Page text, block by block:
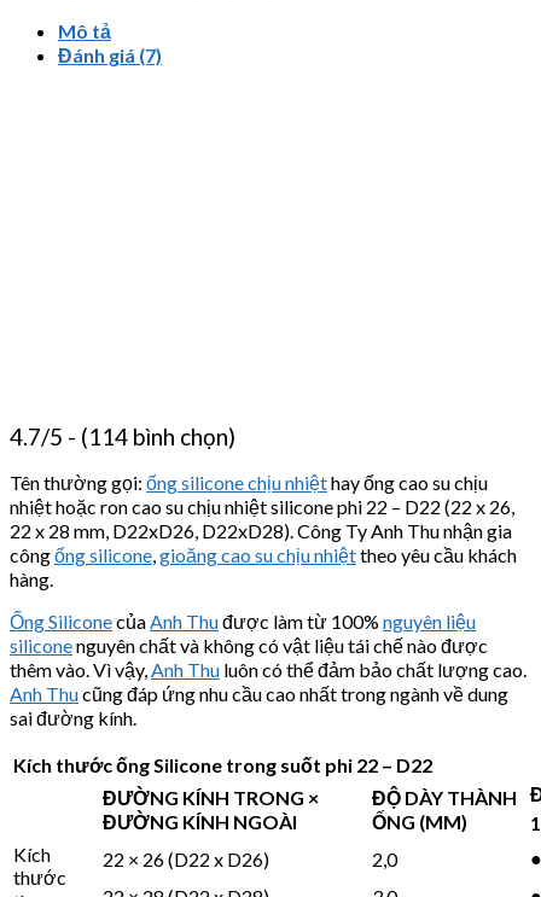
Mô tả
Đánh giá (7)
4.7/5 - (114 bình chọn)
Tên thường gọi: ống silicone chịu nhiệthay ống cao su chịu
nhiệt hoặc ron cao su chịu nhiệt silicone phi 22 – D22 (22 x 26,
22 x 28 mm, D22xD26, D22xD28). Công Ty Anh Thu nhận gia
côngống silicone,gioăng cao su chịu nhiệttheo yêu cầu khách
hàng.
Ống SiliconecủaAnh Thuđược làm từ 100% nguyên liệu
siliconenguyên chất và không có vật liệu tái chế nào được
thêm vào. Vì vậy,Anh Thu luôn có thể đảm bảo chất lượng cao.
Anh Thucũng đáp ứng nhu cầu cao nhất trong ngành về dung
sai đường kính.
Kích thước ống Silicone trong suốt phi 22 – D22
ĐƯỜNG KÍNH TRONG ×
ĐƯỜNG KÍNH NGOÀI
ĐỘ DÀY THÀNH
ỐNG (MM)
Kích
thước
22 × 26 (D22 x D26) 2,0
●